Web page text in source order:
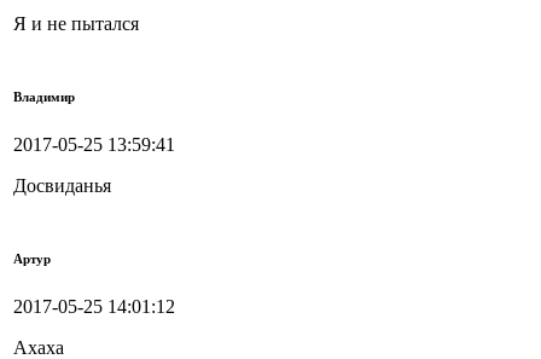
Я и не пытался
Владимир
2017-05-25 13:59:41
Досвиданья
Артур
2017-05-25 14:01:12
Ахаха